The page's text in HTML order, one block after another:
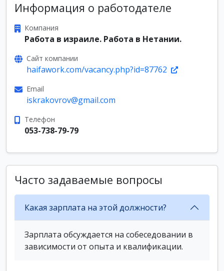
Информация о работодателе
Компания
Работа в израиле. Работа в Нетании.
Сайт компании
haifawork.com/vacancy.php?id=87762
Email
iskrakovrov@gmail.com
Телефон
053-738-79-79
Часто задаваемые вопросы
Какая зарплата на этой должности?
Зарплата обсуждается на собеседовании в
зависимости от опыта и квалификации.